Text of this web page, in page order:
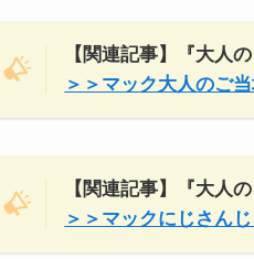
【関連記事】『大人
＞＞マック大人のご
【関連記事】『大人
＞＞マックにじさん